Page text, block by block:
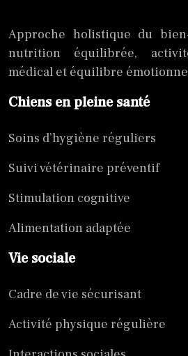
Approche holistique du
nutrition équilibrée,
médical et équilibre
Chiens en pleine santé
Soins d’hygiène réguliers
Suivi vétérinaire préventif
Stimulation cognitive
Alimentation adaptée
Vie sociale
Cadre de vie sécurisant
Activité physique régulière